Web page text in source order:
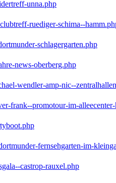
unna.php
ruediger-schima--
schlagergarten.php
news-oberberg.php
wendler-amp-nic--
frank--promotour-im-
fernsehgarten-im-
castrop-rauxel.php